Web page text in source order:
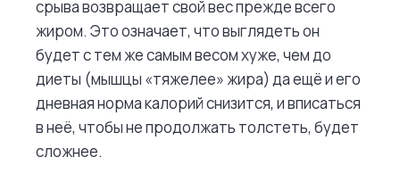
срыва возвращает свой вес прежде всего
жиром. Это означает, что выглядеть он
будет с тем же самым весом хуже, чем до
диеты (мышцы «тяжелее» жира) да ещё и его
дневная норма калорий снизится, и вписаться
в неё, чтобы не продолжать толстеть, будет
сложнее.